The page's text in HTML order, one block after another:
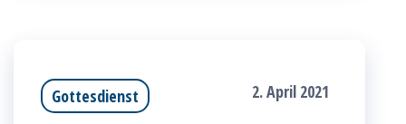
Gottesdienst 2. April 2021